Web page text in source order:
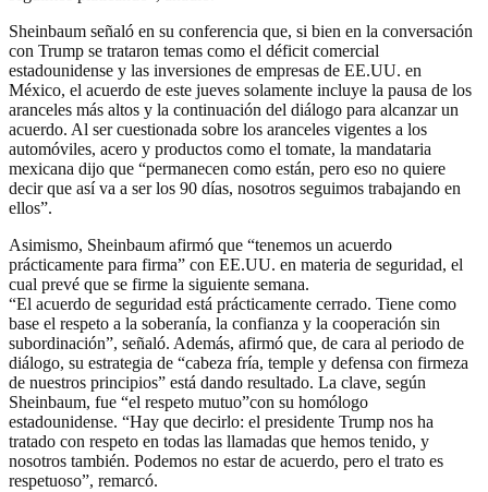
Sheinbaum señaló en su conferencia que, si bien en la conversación
con Trump se trataron temas como el déficit comercial
estadounidense y las inversiones de empresas de EE.UU. en
México, el acuerdo de este jueves solamente incluye la pausa de los
aranceles más altos y la continuación del diálogo para alcanzar un
acuerdo. Al ser cuestionada sobre los aranceles vigentes a los
automóviles, acero y productos como el tomate, la mandataria
mexicana dijo que “permanecen como están, pero eso no quiere
decir que así va a ser los 90 días, nosotros seguimos trabajando en
ellos”.
Asimismo, Sheinbaum afirmó que “tenemos un acuerdo
prácticamente para firma” con EE.UU. en materia de seguridad, el
cual prevé que se firme la siguiente semana.
“El acuerdo de seguridad está prácticamente cerrado. Tiene como
base el respeto a la soberanía, la confianza y la cooperación sin
subordinación”, señaló. Además, afirmó que, de cara al periodo de
diálogo, su estrategia de “cabeza fría, temple y defensa con firmeza
de nuestros principios” está dando resultado. La clave, según
Sheinbaum, fue “el respeto mutuo”con su homólogo
estadounidense. “Hay que decirlo: el presidente Trump nos ha
tratado con respeto en todas las llamadas que hemos tenido, y
nosotros también. Podemos no estar de acuerdo, pero el trato es
respetuoso”, remarcó.